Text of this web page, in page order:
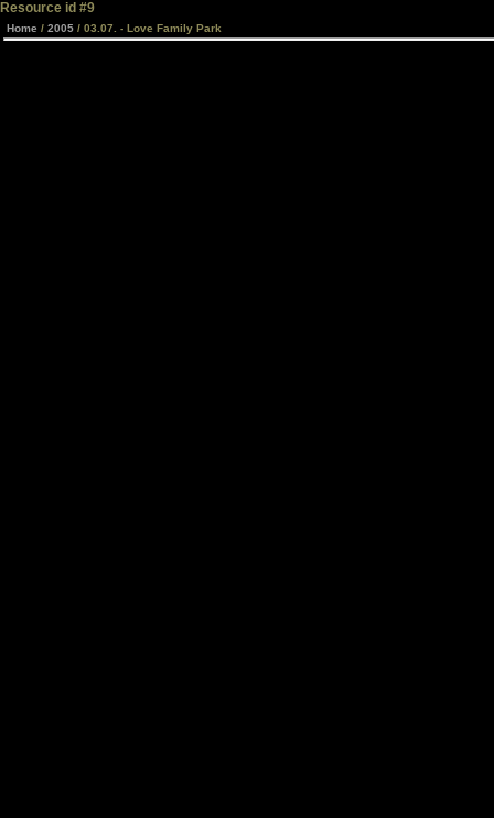
Resource id #9
Home / 2005 / 03.07. - Love Family Park